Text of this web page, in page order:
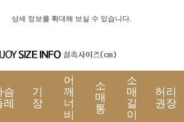
상세 정보를 확대해 보실 수 있습니다.
슴
레
기
장
어
깨
너
비
소
매
통
소
매
길
이
허리
권장